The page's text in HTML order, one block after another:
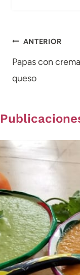
de
entradas
ANTERIOR
Papas con
queso